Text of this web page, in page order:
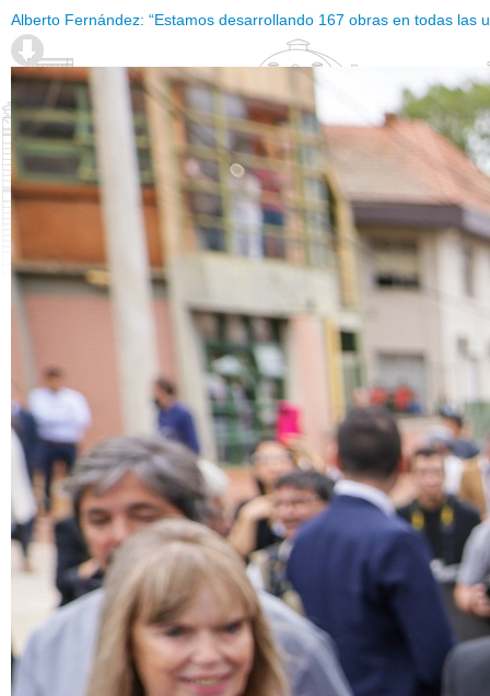
Alberto Fernández: “Estamos desarrollando 167 obras en todas las